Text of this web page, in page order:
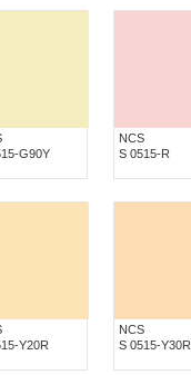
G90Y
NCS
S 0515-R
Y20R
NCS
S 0515-Y30R